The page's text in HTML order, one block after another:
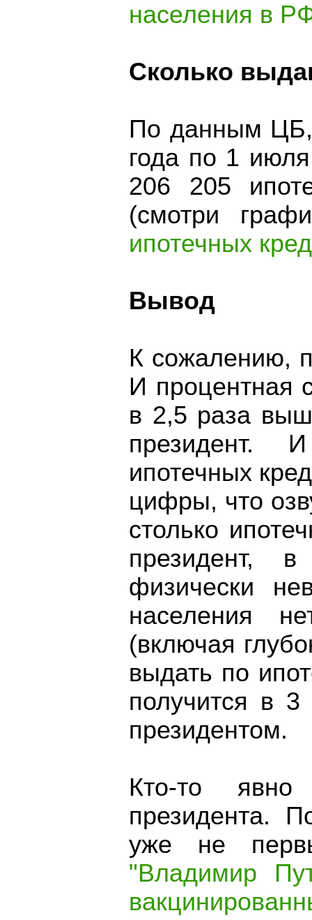
населения в
Сколько
По данным ЦБ,
года по 1
206 205
(смотри
ипотечных
Вывод
К сожалению,
И процентная
в 2,5 раза
президент.
ипотечных
цифры, что
столько
президент,
физически
населения
(включая
выдать по
получится в 3
президентом.
Кто-то явно
президента.
уже не
"Владимир